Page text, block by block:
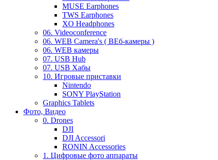
MUSE Earphones
TWS Earphones
XO Headphones
06. Videoconference
06. WEB Camera's ( ВЕб-камеры )
06. WEB камеры
07. USB Hub
07. USB Хабы
10. Игровые приставки
Nintendo
SONY PlayStation
Graphics Tablets
Фото, Видео
0. Drones
DJI
DJI Accessori
RONIN Accessories
1. Цифровые фото аппараты